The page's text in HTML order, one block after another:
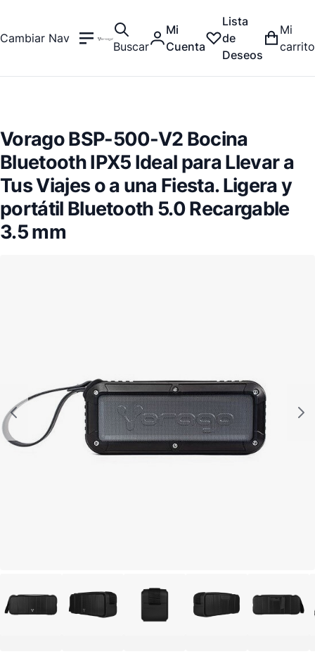
Cambiar Nav
Buscar
Mi
Cuenta
Lista
de
Deseos
Mi
carrito
Vorago BSP-500-V2 Bocina
Bluetooth IPX5 Ideal para Llevar a
Tus Viajes o a una Fiesta. Ligera y
portátil Bluetooth 5.0 Recargable
3.5 mm